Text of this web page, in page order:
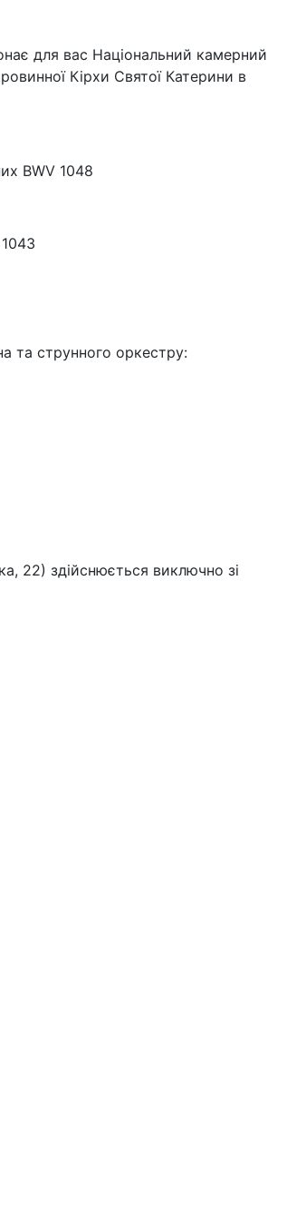
для вас Національний камерний
Кірхи Святої Катерини в
BWV 1048
та струнного оркестру:
22) здійснюється виключно зі